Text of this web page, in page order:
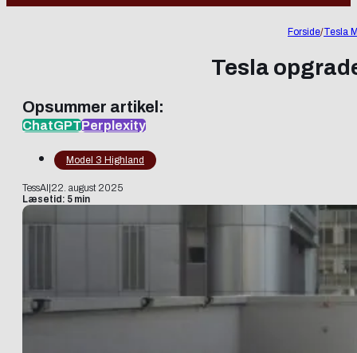
Forside/Tesla
Tesla
Opsummer artikel:
ChatGPTPerplexity
Model 3 Highland
TessAI 22. august 2025
Læsetid: 5 min